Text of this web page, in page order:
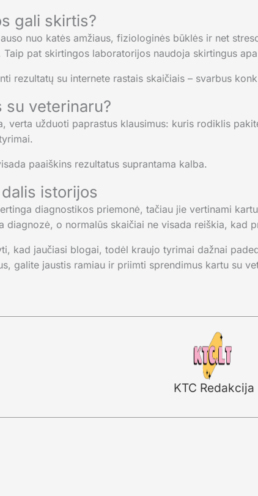
gali skirtis?
nuo katės amžiaus, fiziologinės būklės ir net
Taip pat skirtingos laboratorijos naudoja skirtingus
rezultatų su internete rastais skaičiais – svarbus
su veterinaru?
verta užduoti paprastus klausimus: kuris rodiklis
paaiškins rezultatus suprantama kalba.
istorijos
diagnostikos priemonė, tačiau jie vertinami
diagnozė, o normalūs skaičiai ne visada reiškia, kad
kad jaučiasi blogai, todėl kraujo tyrimai dažnai
galite jaustis ramiau ir priimti sprendimus kartu su
KTC Redakcija